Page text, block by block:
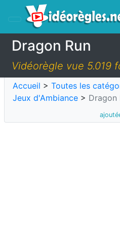
Dragon Run
Vidéorègle vue 5.019
Accueil > Toutes les
Jeux d'Ambiance > Dragon